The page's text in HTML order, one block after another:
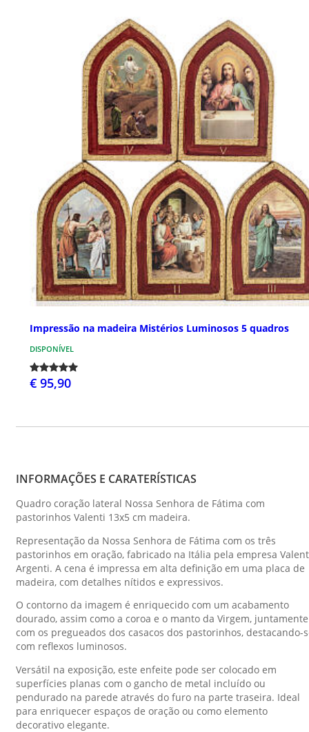
Impressão na madeira Mistérios Luminosos 5 quadros
DISPONÍVEL
€ 95,90
INFORMAÇÕES E CARATERÍSTICAS
Quadro coração lateral Nossa Senhora de Fátima com
pastorinhos Valenti 13x5 cm madeira.
Representação da Nossa Senhora de Fátima com os três
pastorinhos em oração, fabricado na Itália pela empresa
Argenti. A cena é impressa em alta definição em uma placa de
madeira, com detalhes nítidos e expressivos.
O contorno da imagem é enriquecido com um acabamento
dourado, assim como a coroa e o manto da Virgem, juntamente
com os pregueados dos casacos dos pastorinhos, destacando-
com reflexos luminosos.
Versátil na exposição, este enfeite pode ser colocado em
superfícies planas com o gancho de metal incluído ou
pendurado na parede através do furo na parte traseira. Ideal
para enriquecer espaços de oração ou como elemento
decorativo elegante.